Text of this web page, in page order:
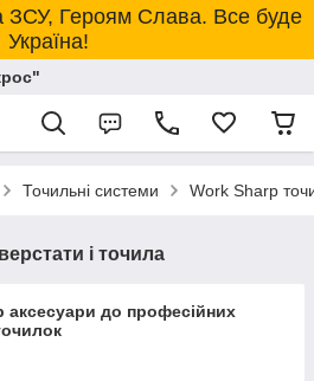
ЗСУ, Героям Слава. Все буде
Україна!
Точильні системи Work Sharp
і точила
аксесуари до професiйних